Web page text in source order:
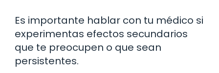
Es importante hablar con tu médico si
experimentas efectos secundarios
que te preocupen o que sean
persistentes.